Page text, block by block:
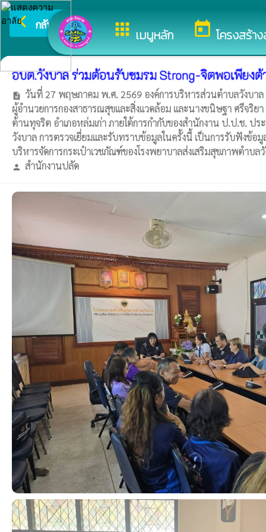
apps เมนูหลัก todayโครงสร้า
arrow_back_ios กลับเมนูหลัก
อบต.วังบาล ร่วมต้อนรับชมรม Strong-จิตพอเพียงต้
description วันที่ 27 พฤษภาคม พ.ศ. 2569 องค์การบริหารส่วนตำบลวังบา
ผู้อำนวยการกองสาธารณสุขและสิ่งแวดล้อม และนางขนิษฐา ศรีจริ
ต้านทุจริต อำเภอหล่มเก่า ภายใต้การกำกับของสำนักงาน ป.ป.ช. ป
วังบาล การตรวจเยี่ยมและรับทราบข้อมูลในครั้งนี้ เป็นการรับฟังข้อ
บริหารจัดการกระเป๋าเวชภัณฑ์ของโรงพยาบาลส่งเสริมสุขภาพตำบ
person สำนักงานปลัด